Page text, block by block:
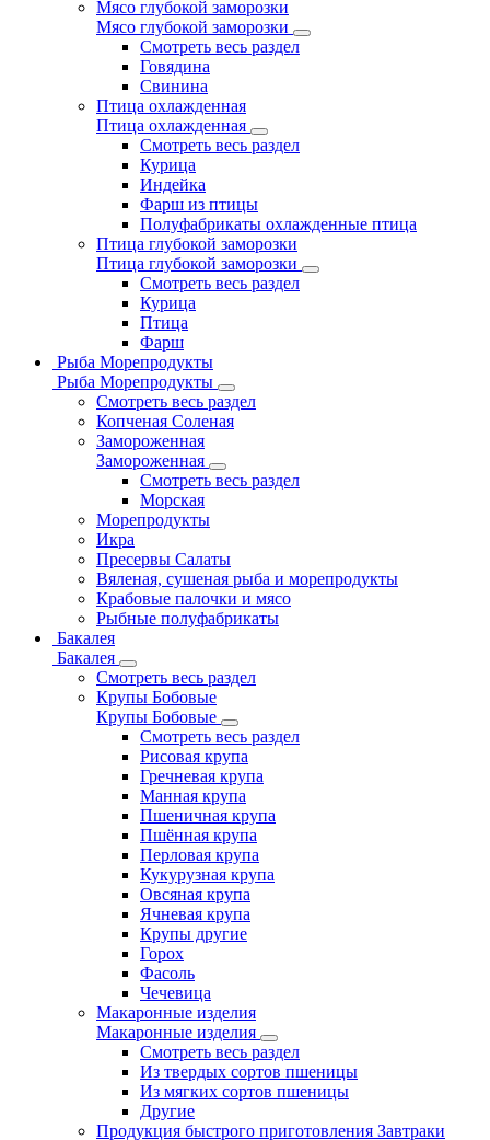
Мясо глубокой заморозки
Мясо глубокой заморозки
Смотреть весь раздел
Говядина
Свинина
Птица охлажденная
Птица охлажденная
Смотреть весь раздел
Курица
Индейка
Фарш из птицы
Полуфабрикаты охлажденные птица
Птица глубокой заморозки
Птица глубокой заморозки
Смотреть весь раздел
Курица
Птица
Фарш
Рыба Морепродукты
Рыба Морепродукты
Смотреть весь раздел
Копченая Соленая
Замороженная
Замороженная
Смотреть весь раздел
Морская
Морепродукты
Икра
Пресервы Салаты
Вяленая, сушеная рыба и морепродукты
Крабовые палочки и мясо
Рыбные полуфабрикаты
Бакалея
Бакалея
Смотреть весь раздел
Крупы Бобовые
Крупы Бобовые
Смотреть весь раздел
Рисовая крупа
Гречневая крупа
Манная крупа
Пшеничная крупа
Пшённая крупа
Перловая крупа
Кукурузная крупа
Овсяная крупа
Ячневая крупа
Крупы другие
Горох
Фасоль
Чечевица
Макаронные изделия
Макаронные изделия
Смотреть весь раздел
Из твердых сортов пшеницы
Из мягких сортов пшеницы
Другие
Продукция быстрого приготовления Завтраки